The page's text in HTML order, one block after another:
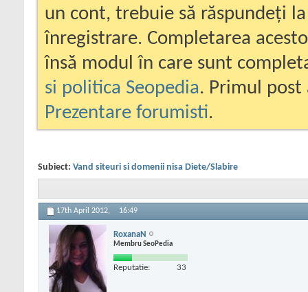
un cont, trebuie să răspundeți
înregistrare. Completarea
însă modul în care sunt
si politica Seopedia. Primul
Prezentare forumisti.
Subiect: Vand siteuri si domenii nisa Diete/Slabire
17th April 2012, 16:49
RoxanaN
Membru SeoPedia
Reputatie: 33